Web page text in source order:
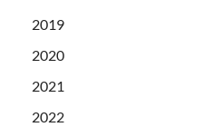
2019
2020
2021
2022